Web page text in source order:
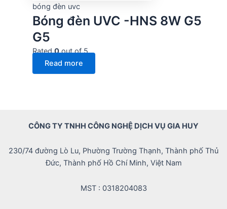
bóng đèn uvc
Bóng đèn UVC -HNS 8W G5
G5
Rated0out of 5
Read more
CÔNG TY TNHH CÔNG NGHỆ DỊCH VỤ GIA HUY
230/74 đường Lò Lu, Phường Trường Thạnh, Thành phố Thủ
Đức, Thành phố Hồ Chí Minh, Việt Nam
MST : 0318204083